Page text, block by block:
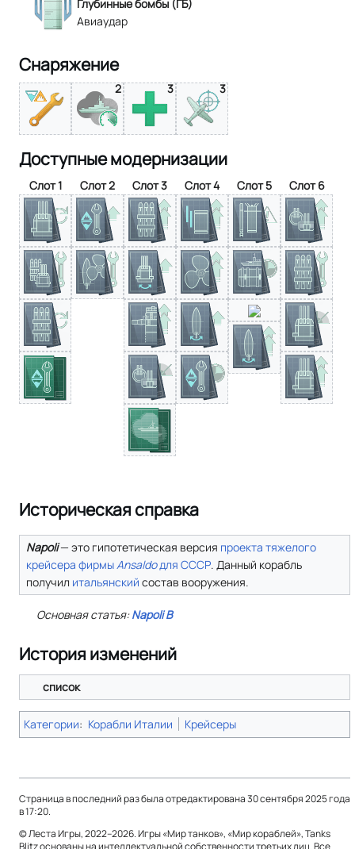
Глубинные бомбы (ГБ)
Авиаудар
Снаряжение
2 3 3
Доступные модернизации
Слот 1 Слот 2 Слот 3 Слот 4 Слот 5 Слот 6
Историческая справка
Napoli— это гипотетическая версия проекта тяжелого
крейсера фирмы Ansaldoдля СССР. Данный корабль
получил итальянский состав вооружения.
Основная статья:Napoli B
История изменений
список
Категории: Корабли Италии Крейсеры
Страница в последний раз была отредактирована 30 сентября 2025 года
в 17:20.
© Леста Игры, 2022–2026. Игры «Мир танков», «Мир кораблей», Tanks
Blitz основаны на интеллектуальной собственности третьих лиц. Все